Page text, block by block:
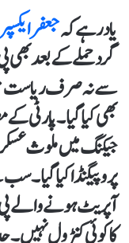
یاد رہے کہجعفر
گرد حملے کے بعد
سے نہ صرف ریاست
بھی کیا گیا۔ پارٹی
جیکنگ میں ملوث
پروپیگنڈا کیا گیا۔
آپریٹ ہونے والے پی
کا کوئی کنٹرول نہیں۔